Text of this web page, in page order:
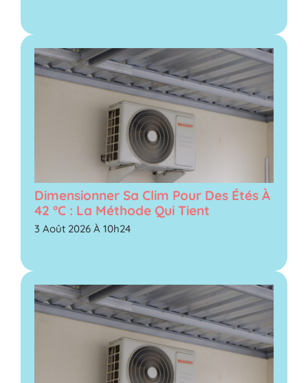
Dimensionner Sa Clim Pour Des Étés À
42 °C : La Méthode Qui Tient
3 Août 2026 À 10h24